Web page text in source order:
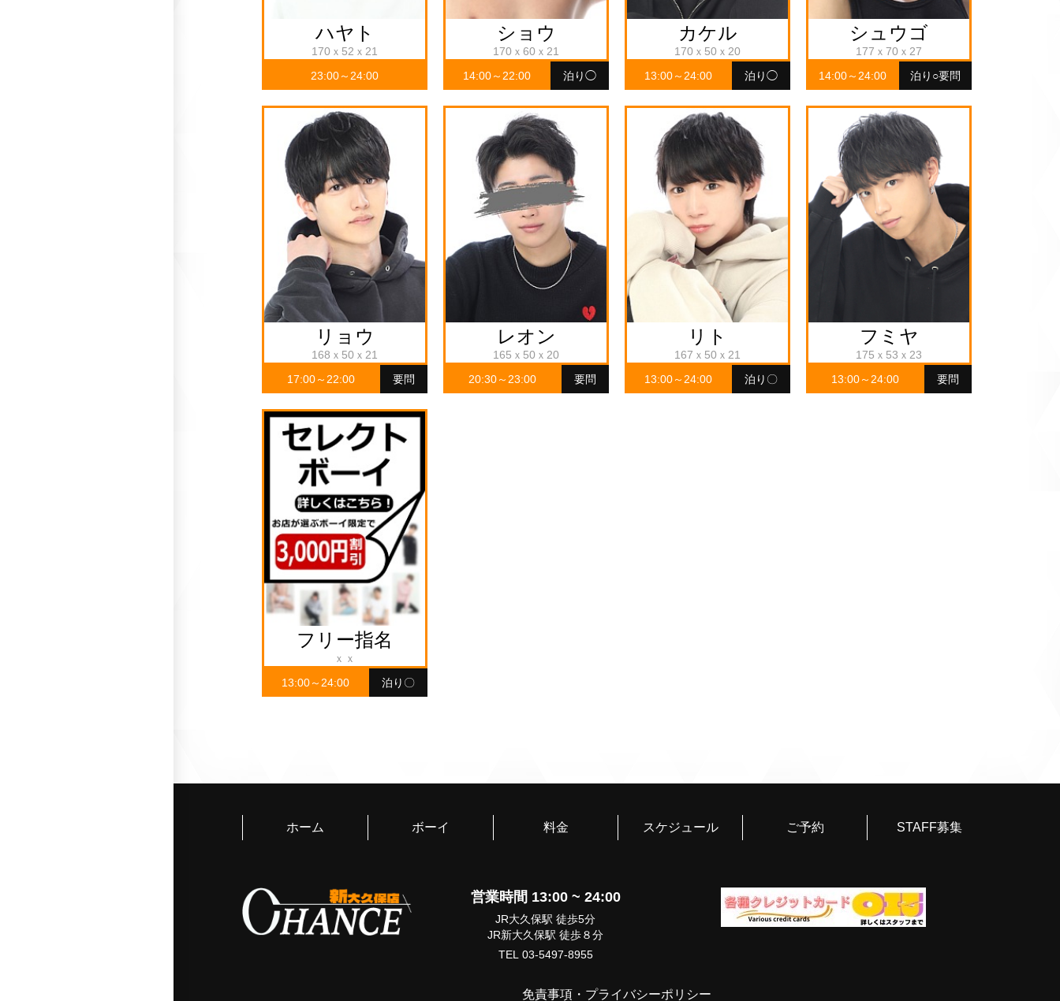
ハヤト
170ｘ52ｘ21
23:00～24:00
ショウ
170ｘ60ｘ21
14:00～22:00
泊り◯
カケル
170ｘ50ｘ20
13:00～24:00
泊り◯
シュウゴ
177ｘ70ｘ27
14:00～24:00
泊り○要問
リョウ
168ｘ50ｘ21
17:00～22:00
要問
レオン
165ｘ50ｘ20
20:30～23:00
要問
リト
167ｘ50ｘ21
13:00～24:00
泊り〇
フミヤ
175ｘ53ｘ23
13:00～24:00
要問
フリー指名
ｘｘ
13:00～24:00
泊り〇
ホーム ボーイ 料金 スケジュール ご予約 STAFF募集
営業時間 13:00 ~ 24:00
JR大久保駅 徒歩5分
JR新大久保駅 徒歩８分
TEL 03-5497-8955
免責事項 ・ プライバシーポリシー